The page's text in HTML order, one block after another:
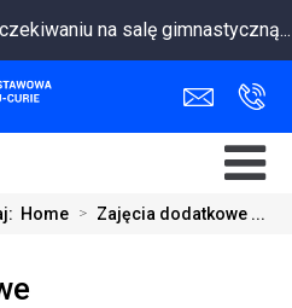
na salę
Home > Zajęcia dodatkowe ...